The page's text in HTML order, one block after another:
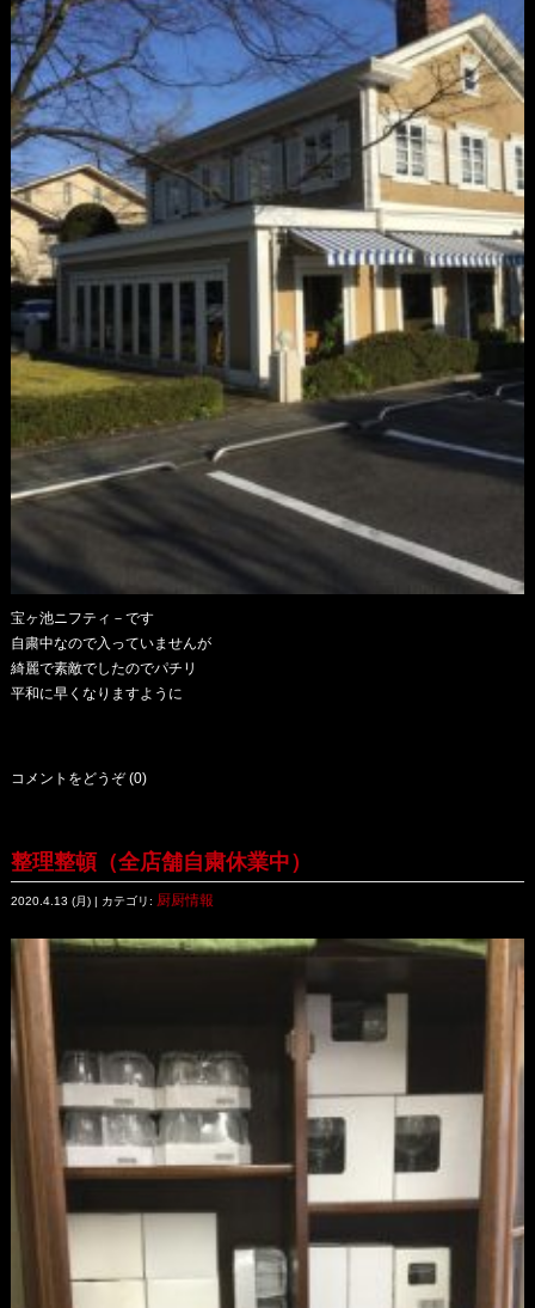
宝ヶ池ニフティ－です
自粛中なので入っていませんが
綺麗で素敵でしたのでパチリ
平和に早くなりますように
コメントをどうぞ (0)
整理整頓（全店舗自粛休業中）
2020.4.13 (月) | カテゴリ: 厨厨情報